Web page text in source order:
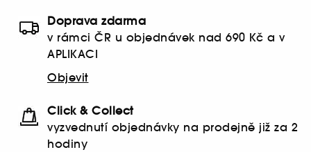
Doprava zdarma
v rámci ČR u objednávek nad 690 Kč a v
APLIKACI
Objevit
Click & Collect
vyzvednutí objednávky na prodejně již za 2
hodiny